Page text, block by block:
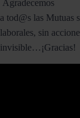
Agradecemos
a tod@s las Mutuas
laborales, sin
invisible…¡Gracias!